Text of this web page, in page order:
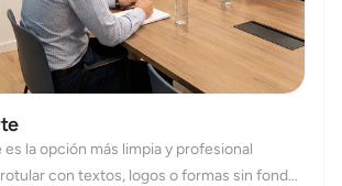
es la opción más limpia y profesional
con textos, logos o formas sin fondo: